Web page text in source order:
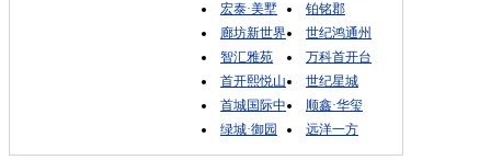
宏泰·美墅
铂铭郡
廊坊新世界
世纪鸿通州
智汇雅苑
万科首开台
首开熙悦山
世纪星城
首城国际中
顺鑫·华玺
绿城·御园
远洋一方